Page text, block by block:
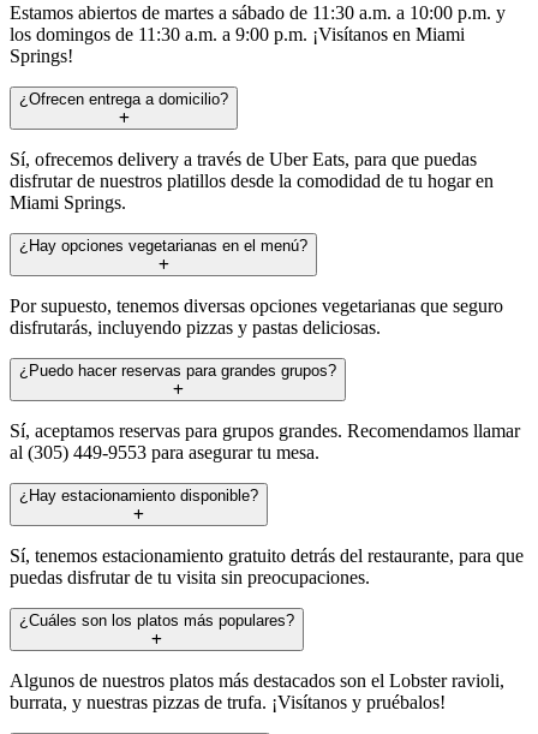
Estamos abiertos de martes a sábado de 11:30 a.m. a 10:00 p.m. y
los domingos de 11:30 a.m. a 9:00 p.m. ¡Visítanos en Miami
Springs!
¿Ofrecen entrega a domicilio?
Sí, ofrecemos delivery a través de Uber Eats, para que puedas
disfrutar de nuestros platillos desde la comodidad de tu hogar en
Miami Springs.
¿Hay opciones vegetarianas en el menú?
Por supuesto, tenemos diversas opciones vegetarianas que seguro
disfrutarás, incluyendo pizzas y pastas deliciosas.
¿Puedo hacer reservas para grandes grupos?
Sí, aceptamos reservas para grupos grandes. Recomendamos llamar
al (305) 449-9553 para asegurar tu mesa.
¿Hay estacionamiento disponible?
Sí, tenemos estacionamiento gratuito detrás del restaurante, para que
puedas disfrutar de tu visita sin preocupaciones.
¿Cuáles son los platos más populares?
Algunos de nuestros platos más destacados son el Lobster ravioli,
burrata, y nuestras pizzas de trufa. ¡Visítanos y pruébalos!